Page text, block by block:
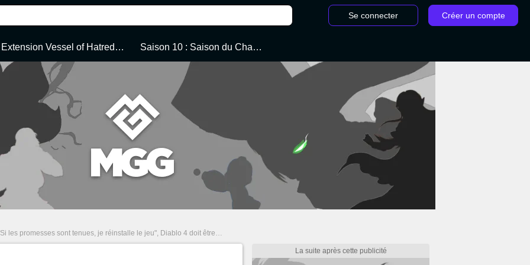
Se connecter Créer un compte
Extension Vessel of Hatred... Guide complet Saison 10 : Saison du Chaos infernal
les promesses sont tenues, je réinstalle le jeu", Diablo 4 doit être sauvé selon les joueurs... un directeur de Blizzard promet que la saison 2 sera énorme !